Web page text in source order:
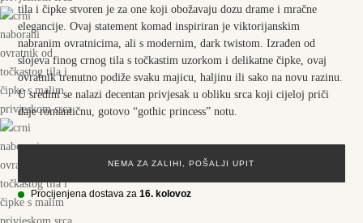
tila i čipke stvoren je za one koji obožavaju dozu drame i mračne
elegancije. Ovaj statement komad inspiriran je viktorijanskim
nabranim ovratnicima, ali s modernim, dark twistom. Izrađen od
slojeva finog crnog tila s točkastim uzorkom i delikatne čipke, ovaj
ovratnik trenutno podiže svaku majicu, haljinu ili sako na novu razinu.
U sredini se nalazi decentan privjesak u obliku srca koji cijeloj priči
daje romantičnu, gotovo “gothic princess” notu.
NEMA ZA ZALIHI, POŠALJI UPIT
Procijenjena dostava za16. kolovoz